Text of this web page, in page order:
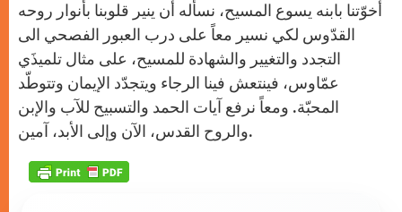
أُخوّتنا بابنه يسوع المسيح، نسأله أن ينير قلوبنا بأنوار روحه
القدّوس لكي نسير معاً على درب العبور الفصحي الى
التجدد والتغيير والشهادة للمسيح، على مثال تلميذَي
عمّاوس، فينتعش فينا الرجاء ويتجدّد الإيمان وتتوطّد
المحبّة. ومعاً نرفع آيات الحمد والتسبيح للآب والإبن
والروح القدس، الآن وإلى الأبد، آمين.